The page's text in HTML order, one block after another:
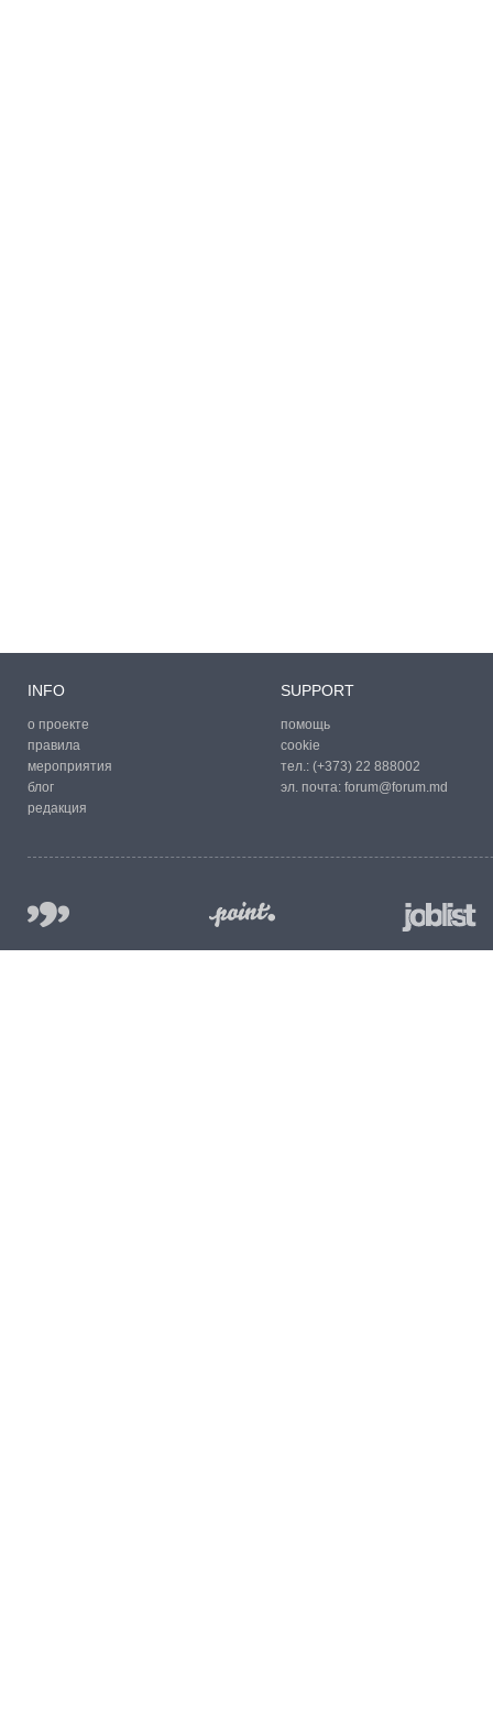
INFO
о проекте
правила
мероприятия
блог
редакция
SUPPORT
помощь
cookie
тел.: (+373) 22 888002
эл. почта: forum@forum.md